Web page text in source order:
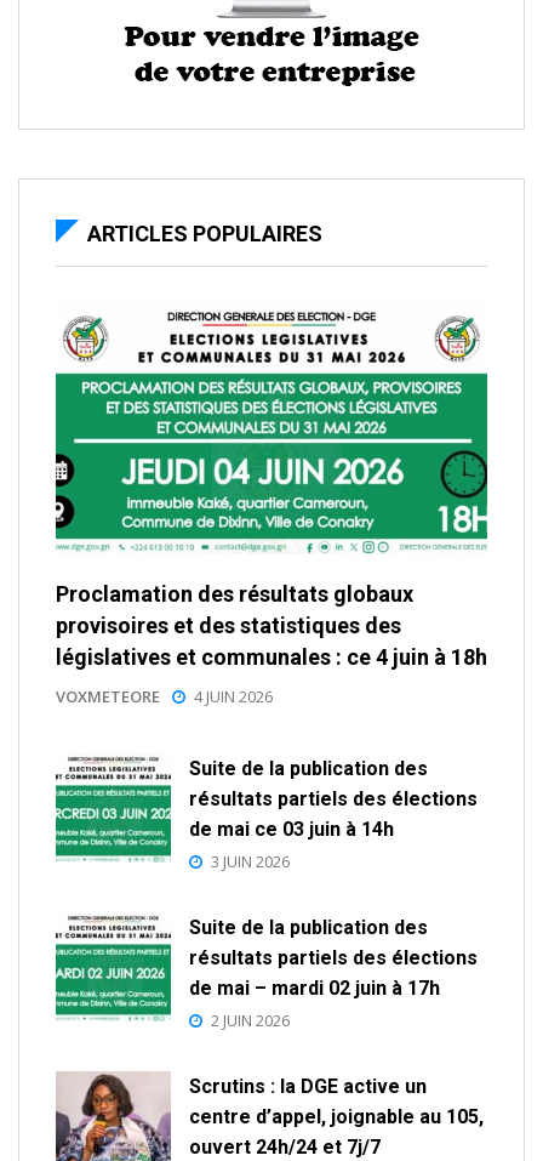
ARTICLES POPULAIRES
Proclamation des résultats globaux
provisoires et des statistiques des
législatives et communales : ce 4 juin à 18h
VOXMETEORE 4 JUIN 2026
Suite de la publication des
résultats partiels des élections
de mai ce 03 juin à 14h
3 JUIN 2026
Suite de la publication des
résultats partiels des élections
de mai – mardi 02 juin à 17h
2 JUIN 2026
Scrutins : la DGE active un
centre d’appel, joignable au 105,
ouvert 24h/24 et 7j/7